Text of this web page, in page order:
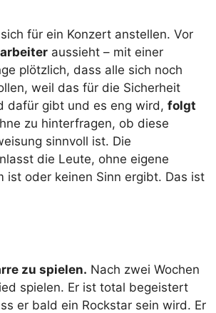
für ein Konzert anstellen. Vor
aussieht – mit einer
plötzlich, dass alle sich noch
weil das für die Sicherheit
dafür gibt und es eng wird, folgt
zu hinterfragen, ob diese
sinnvoll ist. Die
die Leute, ohne eigene
ist oder keinen Sinn ergibt. Das ist
zu spielen. Nach zwei Wochen
spielen. Er ist total begeistert
er bald ein Rockstar sein wird. Er